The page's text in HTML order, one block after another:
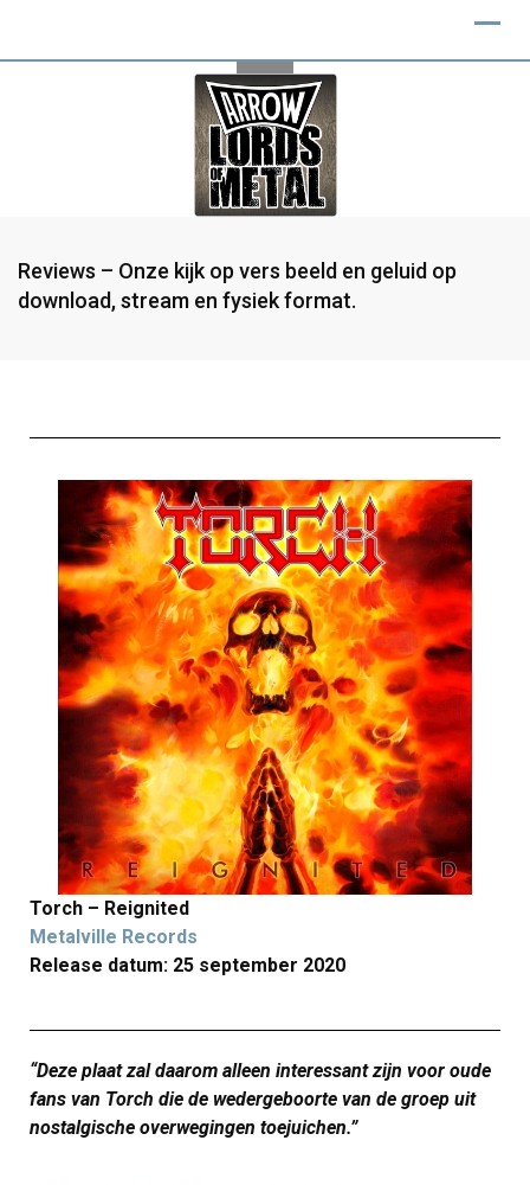
Reviews – Onze kijk op vers beeld en geluid op
download, stream en fysiek format.
Torch – Reignited
Metalville Records
Release datum: 25 september 2020
“Deze plaat zal daarom alleen interessant zijn voor oude
fans van Torch die de wedergeboorte van de groep uit
nostalgische overwegingen toejuichen.”